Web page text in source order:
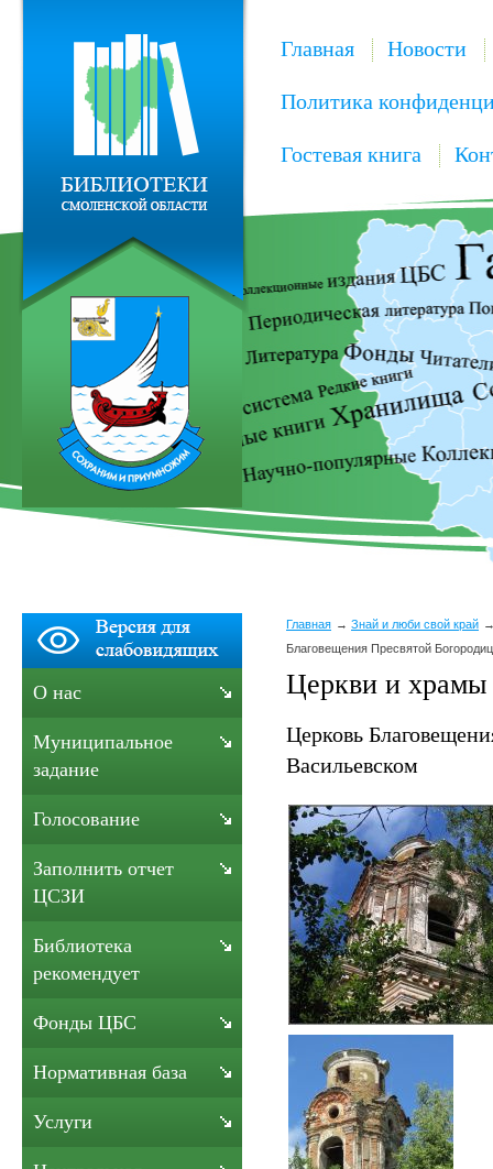
Главная Новости
Политика
Гостевая книга
Главная
Знай и люби свой край
Благовещения Пресвятой
Церкви и храмы
Церковь
Васильевском
О нас
Муниципальное
задание
Голосование
Заполнить отчет
ЦСЗИ
Библиотека
рекомендует
Фонды ЦБС
Нормативная база
Услуги